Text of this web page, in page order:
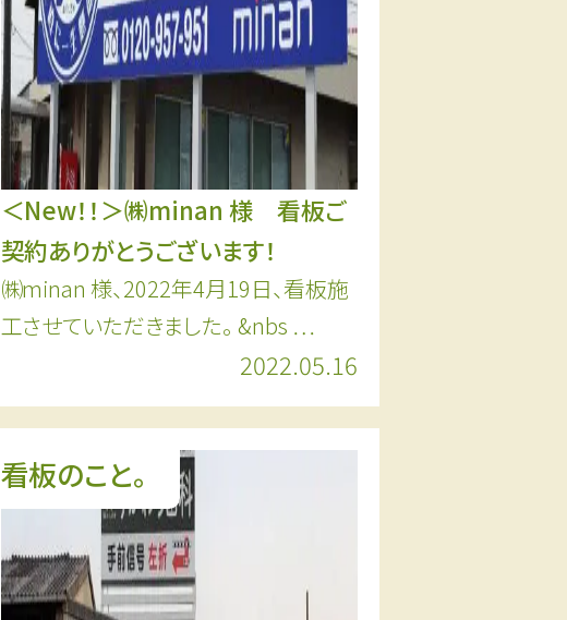
＜New！！＞㈱minan 様 看板ご
契約ありがとうございます！
㈱minan 様、2022年4月19日、看板施
工させていただきました。 &nbs …
2022.05.16
看板のこと。